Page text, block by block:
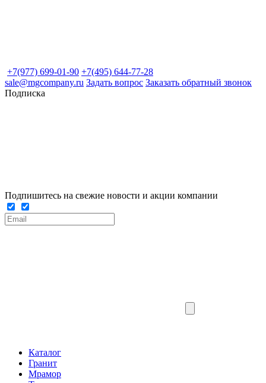
+7(977) 699-01-90 +7(495) 644-77-28
sale@mgcompany.ru Задать вопрос Заказать обратный звонок
Подписка
Подпишитесь на свежие новости и акции компании
Каталог
Гранит
Мрамор